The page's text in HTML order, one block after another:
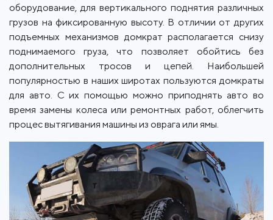
оборудование, для вертикального поднятия различных
грузов на фиксированную высоту. В отличии от других
подъемных механизмов домкрат располагается снизу
поднимаемого груза, что позволяет обойтись без
дополнительных тросов и цепей. Наибольшей
популярностью в наших широтах пользуются домкраты
для авто. С их помощью можно приподнять авто во
время замены колеса или ремонтных работ, облегчить
процес вытягивания машины из оврага или ямы.